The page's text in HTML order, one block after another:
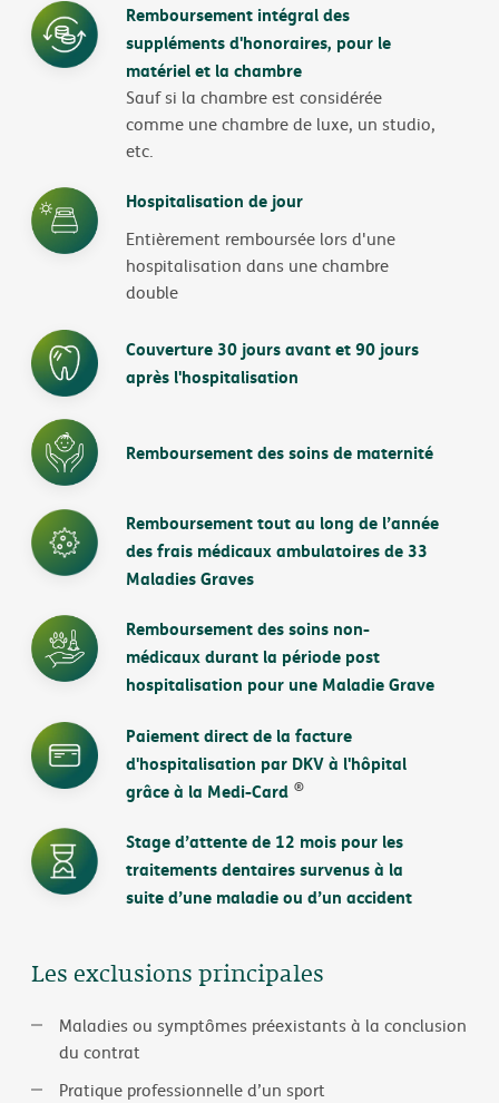
Remboursement intégral des
suppléments d'honoraires, pour le
matériel et la chambre
Sauf si la chambre est considérée
comme une chambre de luxe, un studio,
etc.
Hospitalisation de jour
Entièrement remboursée lors d'une
hospitalisation dans une chambre
double
Couverture 30 jours avant et 90 jours
après l'hospitalisation
Remboursement des soins de maternité
Remboursement tout au long de l’année
des frais médicaux ambulatoires de 33
Maladies Graves
Remboursement des soins non-
médicaux durant la période post
hospitalisation pour une Maladie Grave
Paiement direct de la facture
d'hospitalisation par DKV à l'hôpital
grâce à la Medi-Card ®
Stage d’attente de 12 mois pour les
traitements dentaires survenus à la
suite d’une maladie ou d’un accident
Les exclusions principales
Maladies ou symptômes préexistants à la conclusion
du contrat
Pratique professionnelle d’un sport